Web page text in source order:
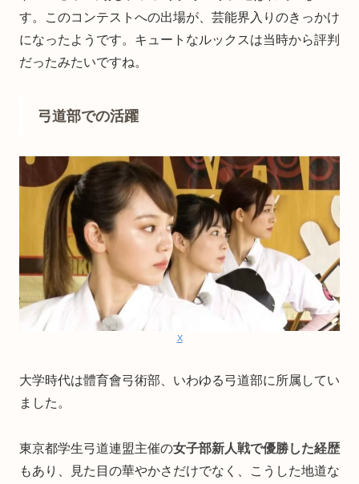
す。このコンテストへの出場が、芸能界入りのきっかけ
になったようです。キュートなルックスは当時から評判
だったみたいですね。
弓道部での活躍
X
大学時代は體育會弓術部、いわゆる弓道部に所属してい
ました。
東京都学生弓道連盟主催の女子部新人戦で優勝した経歴
もあり、見た目の華やかさだけでなく、こうした地道な